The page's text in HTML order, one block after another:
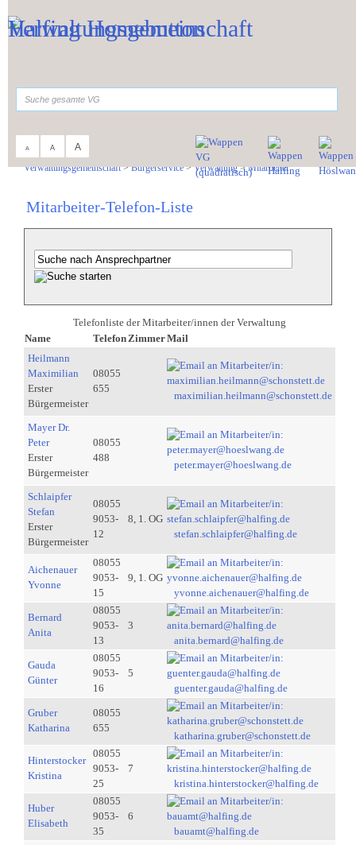
A A A
Verwaltungsgemeinschaft>Bürgerservice>Verwaltung>Mitarbeiter
Mitarbeiter-Telefon-Liste
Telefonliste der Mitarbeiter/innen der Verwaltung
Name
Telefon ZimmerMail
Heilmann
Maximilian
Erster
Bürgermeister
08055
655
maximilian.heilmann@schonstett.de
Mayer Dr.
Peter
Erster
Bürgermeister
08055
488
peter.mayer@hoeslwang.de
Schlaipfer
Stefan
Erster
Bürgermeister
08055
9053-
12
8, 1. OG
stefan.schlaipfer@halfing.de
Aichenauer
Yvonne
08055
9053-
15
9, 1. OG
yvonne.aichenauer@halfing.de
Bernard
Anita
08055
9053-
13
3
anita.bernard@halfing.de
Gauda
Günter
08055
9053-
16
5
guenter.gauda@halfing.de
Gruber
Katharina
08055
655
katharina.gruber@schonstett.de
Hinterstocker
Kristina
08055
9053-
25
7
kristina.hinterstocker@halfing.de
Huber
Elisabeth
08055
9053-
35
6
bauamt@halfing.de